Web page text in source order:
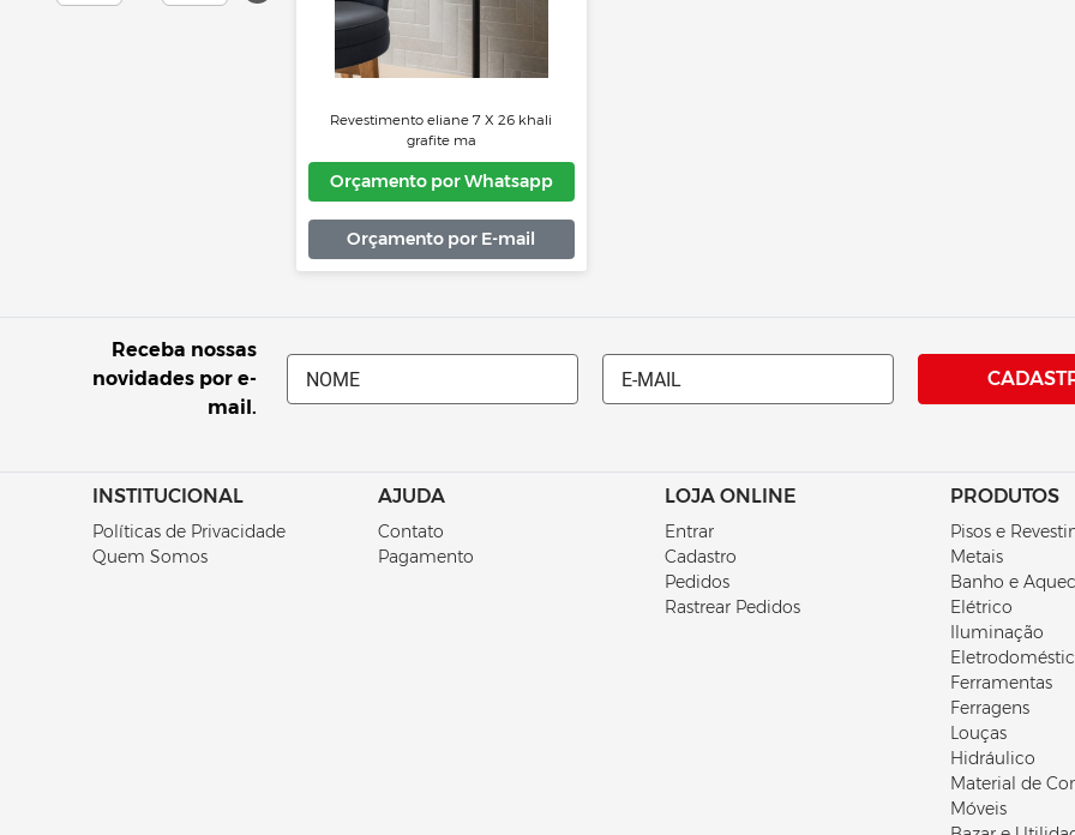
Revestimento eliane 7 X 26 khali
Orçamento por E-mail
Receba nossas
novidades por e-
mail.
INSTITUCIONAL
Políticas de Privacidade
Quem Somos
AJUDA
Contato
Pagamento
LOJA ONLINE
Entrar
Cadastro
Pedidos
Rastrear Pedidos
PRODUTOS
Pisos e
Metais
Banho e
Elétrico
Iluminação
Ferramentas
Ferragens
Louças
Hidráulico
Material de
Móveis